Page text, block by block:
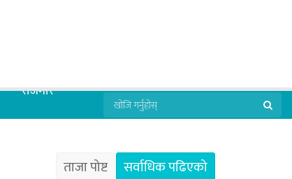
रोजगार
ताजा पोष्ट
सर्वाधिक पढिएको